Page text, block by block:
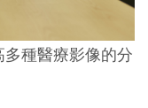
種醫療影像的分